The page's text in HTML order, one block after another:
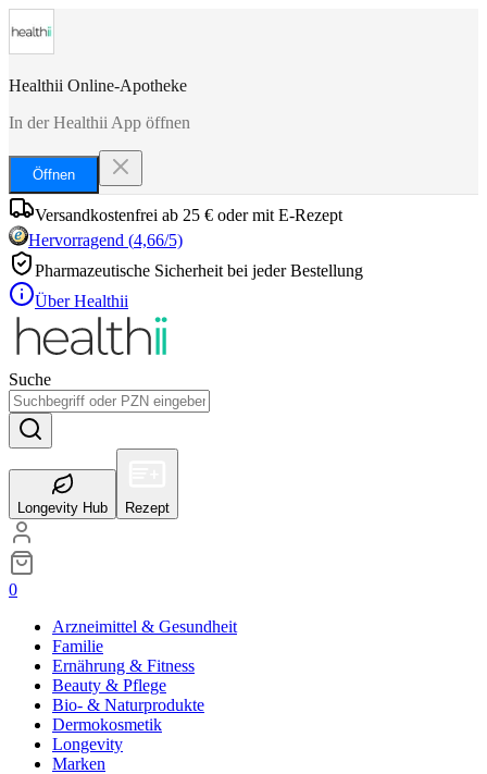
Healthii Online-Apotheke
In der Healthii App öffnen
Öffnen
Versandkostenfrei ab 25 € oder mit E-Rezept
Hervorragend (4,66/5)
Pharmazeutische Sicherheit bei jeder Bestellung
Über Healthii
Suche
Longevity Hub Rezept
0
Arzneimittel & Gesundheit
Familie
Ernährung & Fitness
Beauty & Pflege
Bio- & Naturprodukte
Dermokosmetik
Longevity
Marken